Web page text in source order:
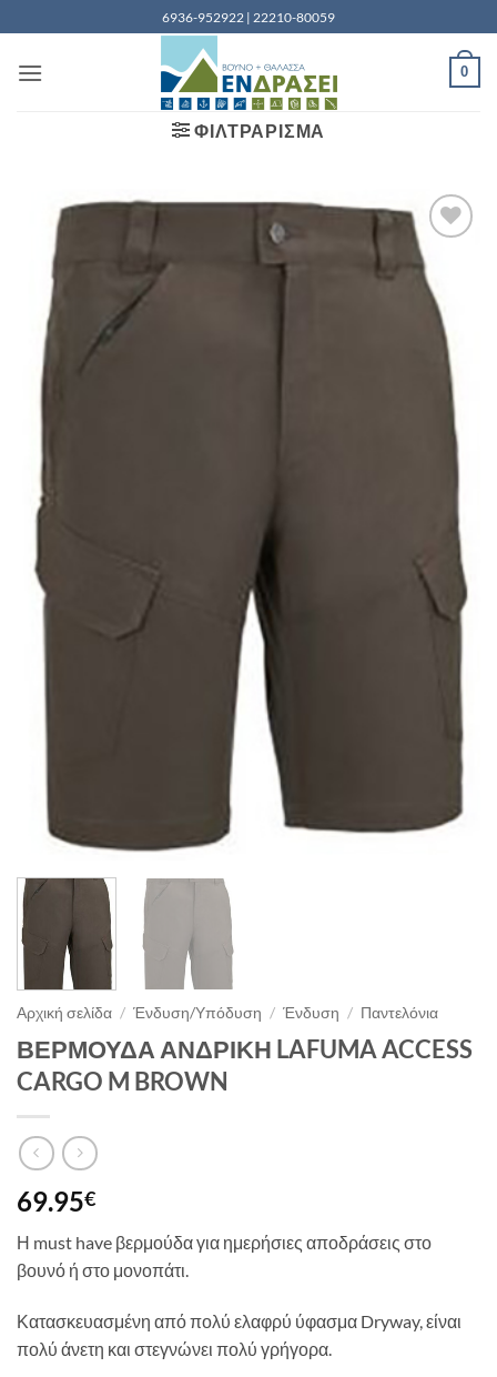
στο
περιεχόμενο
6936-952922 | 22210-80059
0
ΦΙΛΤΡΆΡΙΣΜΑ
Add to
wishlist
Αρχική σελίδα / Ένδυση/Υπόδυση / Ένδυση / Παντελόνια
ΒΕΡΜΟΥΔΑ ΑΝΔΡΙΚΗ LAFUMA ACCESS
CARGO M BROWN
69.95€
Η must have βερμούδα για ημερήσιες αποδράσεις στο
βουνό ή στο μονοπάτι.
Κατασκευασμένη από πολύ ελαφρύ ύφασμα Dryway, είναι
πολύ άνετη και στεγνώνει πολύ γρήγορα.